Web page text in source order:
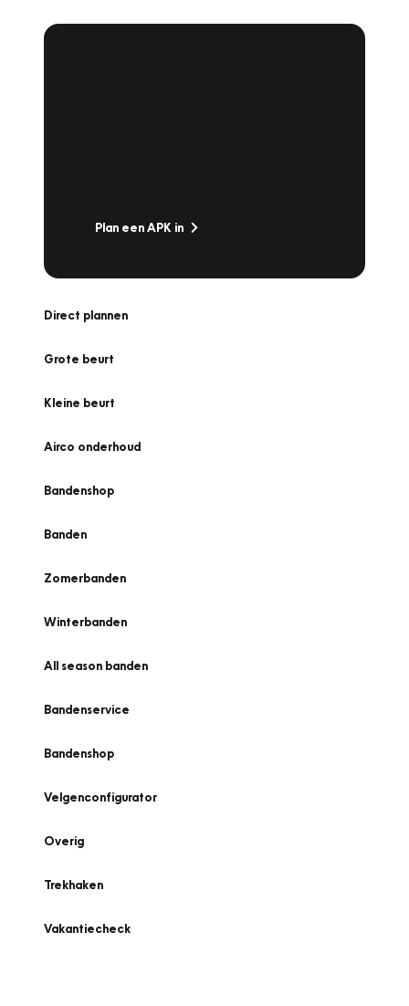
Plan een APK in
Direct plannen
Grote beurt
Kleine beurt
Airco onderhoud
Bandenshop
Banden
Zomerbanden
Winterbanden
All season banden
Bandenservice
Bandenshop
Velgenconfigurator
Overig
Trekhaken
Vakantiecheck